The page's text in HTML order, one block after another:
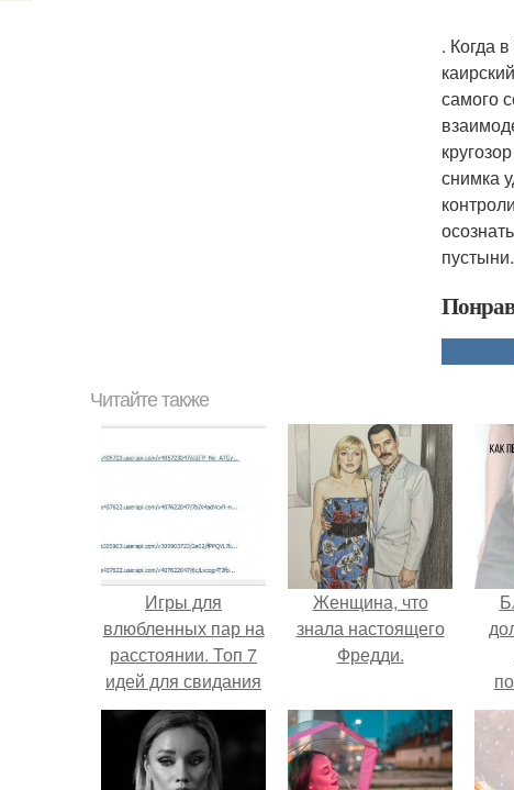
. Когда
самого
снимка
пустыни.
Читайте также
Игры для
влюбленных пар на
расстоянии. Топ 7
идей для свидания
на расстоянии
Женщина, что
знала настоящего
Фредди.